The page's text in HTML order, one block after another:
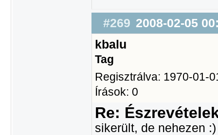
#269 2008-02-05
kbalu
Tag
Regisztrálva: 1970-01-
Írások: 0
Re:
sikerült, de nehezen :)